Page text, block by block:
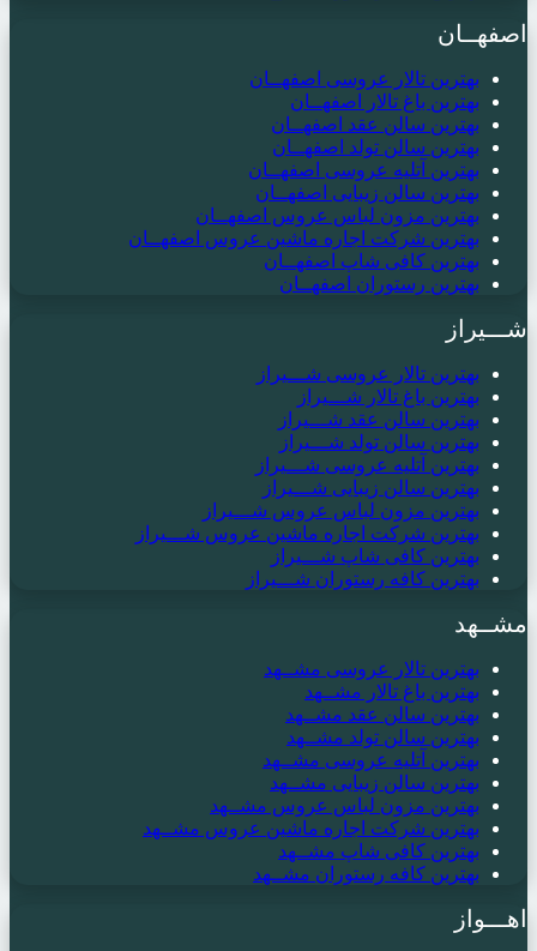
اصفهــان
بهترین تالار عروسی اصفهــان
بهترین باغ تالار اصفهــان
بهترین سالن عقد اصفهــان
بهترین سالن تولد اصفهــان
بهترین آتلیه عروسی اصفهــان
بهترین سالن زیبایی اصفهــان
بهترین مزون لباس عروس اصفهــان
بهترین شرکت اجاره ماشین عروس اصفهــان
بهترین کافی شاپ اصفهــان
بهترین رستوران اصفهــان
شـــیراز
بهترین تالار عروسی شـــیراز
بهترین باغ تالار شـــیراز
بهترین سالن عقد شـــیراز
بهترین سالن تولد شـــیراز
بهترین آتلیه عروسی شـــیراز
بهترین سالن زیبایی شـــیراز
بهترین مزون لباس عروس شـــیراز
بهترین شرکت اجاره ماشین عروس شـــیراز
بهترین کافی شاپ شـــیراز
بهترین کافه رستوران شـــیراز
مشــهد
بهترین تالار عروسی مشــهد
بهترین باغ تالار مشــهد
بهترین سالن عقد مشــهد
بهترین سالن تولد مشــهد
بهترین آتلیه عروسی مشــهد
بهترین سالن زیبایی مشــهد
بهترین مزون لباس عروس مشــهد
بهترین شرکت اجاره ماشین عروس مشــهد
بهترین کافی شاپ مشــهد
بهترین کافه رستوران مشــهد
اهـــواز